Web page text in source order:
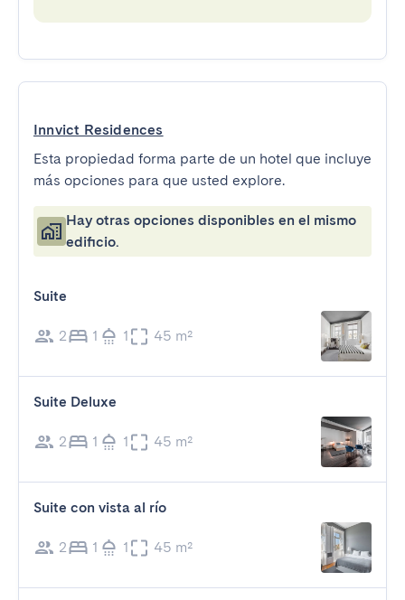
Innvict Residences
Esta propiedad forma parte de un hotel que incluye
más opciones para que usted explore.
Hay otras opciones disponibles en el mismo
edificio.
Suite
2 1 1 45 m²
Suite Deluxe
2 1 1 45 m²
Suite con vista al río
2 1 1 45 m²